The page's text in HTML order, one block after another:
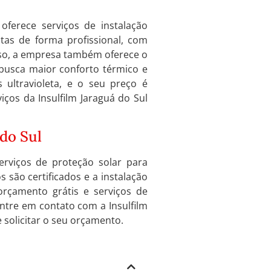
serviços de instalação
de forma profissional, com
a empresa também oferece o
maior conforto térmico e
ultravioleta, e o seu preço é
da Insulfilm Jaraguá do Sul
Sul
de proteção solar para
são certificados e a instalação
grátis e serviços de
em contato com a Insulfilm
solicitar o seu orçamento.